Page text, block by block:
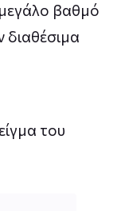
βαθμό
διαθέσιμα
του